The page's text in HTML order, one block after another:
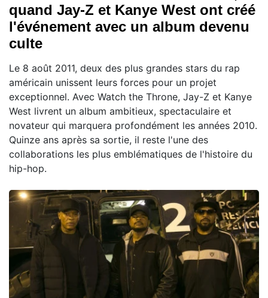
quand Jay-Z et Kanye West ont créé
l'événement avec un album devenu
culte
Le 8 août 2011, deux des plus grandes stars du rap
américain unissent leurs forces pour un projet
exceptionnel. Avec Watch the Throne, Jay-Z et Kanye
West livrent un album ambitieux, spectaculaire et
novateur qui marquera profondément les années 2010.
Quinze ans après sa sortie, il reste l'une des
collaborations les plus emblématiques de l'histoire du
hip-hop.